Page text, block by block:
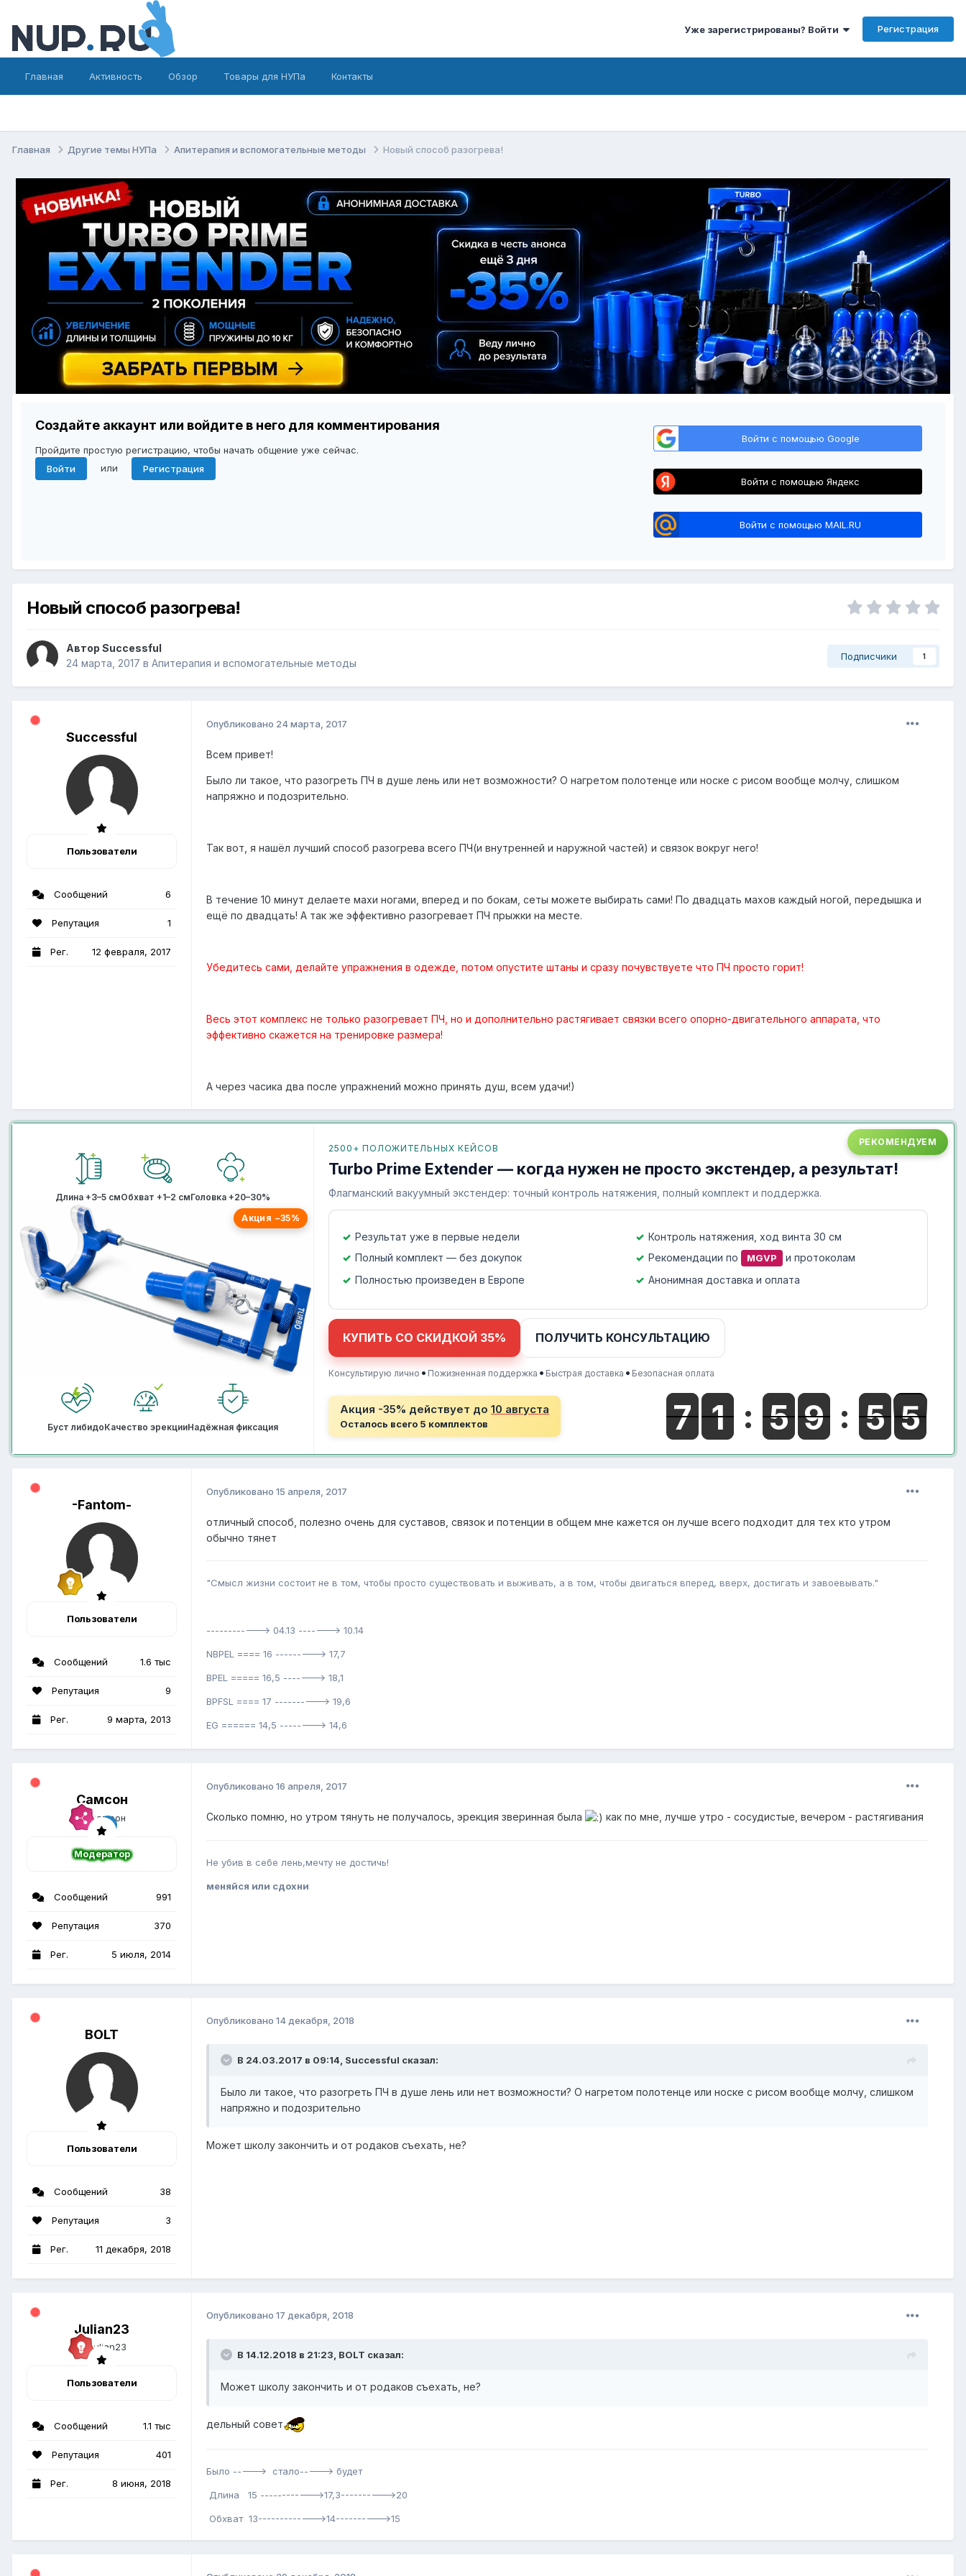
Уже зарегистрированы? Войти Регистрация
Главная Активность Обзор Товары для НУПа Контакты
Главная Другие темы НУПа Апитерапия и вспомогательные методы Новый способ разогрева!
Создайте аккаунт или войдите в него для комментирования
Пройдите простую регистрацию, чтобы начать общение уже сейчас.
Войти
или Регистрация
Войти с помощью Google
Войти с помощью Яндекс
Войти с помощью MAIL.RU
Новый способ разогрева!
Автор Successful
24 марта, 2017 в Апитерапия и вспомогательные методы
Подписчики 1
Successful
Пользователи
Сообщений 6
Репутация 1
Рег. 12 февраля, 2017
Опубликовано 24 марта, 2017
Всем привет!
Было ли такое, что разогреть ПЧ в душе лень или нет возможности? О нагретом полотенце или носке с рисом вообще молчу, слишком
напряжно и подозрительно.
Так вот, я нашёл лучший способ разогрева всего ПЧ(и внутренней и наружной частей) и связок вокруг него!
В течение 10 минут делаете махи ногами, вперед и по бокам, сеты можете выбирать сами! По двадцать махов каждый ногой, передышка и
ещё по двадцать! А так же эффективно разогревает ПЧ прыжки на месте.
Убедитесь сами, делайте упражнения в одежде, потом опустите штаны и сразу почувствуете что ПЧ просто горит!
Весь этот комплекс не только разогревает ПЧ, но и дополнительно растягивает связки всего опорно-двигательного аппарата, что
эффективно скажется на тренировке размера!
А через часика два после упражнений можно принять душ, всем удачи!)
Длина +3–5 смОбхват +1–2 смГоловка +20–30%
Акция −35%
Буст либидоКачество эрекцииНадёжная фиксация
РЕКОМЕНДУЕМ
2500+ ПОЛОЖИТЕЛЬНЫХ КЕЙСОВ
Turbo Prime Extender — когда нужен не просто экстендер, а результат!
Флагманский вакуумный экстендер: точный контроль натяжения, полный комплект и поддержка.
Результат уже в первые недели
Контроль натяжения, ход винта 30 см
Полный комплект — без докупок
Рекомендации по MGVP
и протоколам
Полностью произведен в Европе
Анонимная доставка и оплата
КУПИТЬ СО СКИДКОЙ 35% ПОЛУЧИТЬ КОНСУЛЬТАЦИЮ
Консультирую лично • Пожизненная поддержка • Быстрая доставка • Безопасная оплата
Акция -35% действует до 10 августа
Осталось всего 5 комплектов
-Fantom-
Пользователи
Сообщений 1.6 тыс
Репутация 9
Рег. 9 марта, 2013
Опубликовано 15 апреля, 2017
отличный способ, полезно очень для суставов, связок и потенции в общем мне кажется он лучше всего подходит для тех кто утром
обычно тянет
"Смысл жизни состоит не в том, чтобы просто существовать и выживать, а в том, чтобы двигаться вперед, вверх, достигать и завоевывать."
------------> 04.13 -------> 10.14
NBPEL ==== 16 ---------> 17,7
BPEL ===== 16,5 -------> 18,1
BPFSL ==== 17 ----------> 19,6
EG ====== 14,5 --------> 14,6
Самсон
Модератор
Сообщений 991
Репутация 370
Рег. 5 июля, 2014
Опубликовано 16 апреля, 2017
Сколько помню, но утром тянуть не получалось, эрекция зверинная была как по мне, лучше утро - сосудистые, вечером - растягивания
Не убив в себе лень,мечту не достичь!
меняйся или сдохни
BOLT
Пользователи
Сообщений 38
Репутация 3
Рег. 11 декабря, 2018
Опубликовано 14 декабря, 2018
В 24.03.2017 в 09:14, Successful сказал:
Было ли такое, что разогреть ПЧ в душе лень или нет возможности? О нагретом полотенце или носке с рисом вообще молчу, слишком
напряжно и подозрительно
Может школу закончить и от родаков съехать, не?
Julian23
Пользователи
Сообщений 1.1 тыс
Репутация 401
Рег. 8 июня, 2018
Опубликовано 17 декабря, 2018
В 14.12.2018 в 21:23, BOLT сказал:
Может школу закончить и от родаков съехать, не?
дельный совет
Было -----> стало-----> будет
Длина 15 ------------>17,3---------->20
Обхват 13------------->14---------->15